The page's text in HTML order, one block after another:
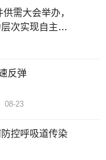
需大会举办，
次实现自主创
反弹
08-23
控呼吸道传染